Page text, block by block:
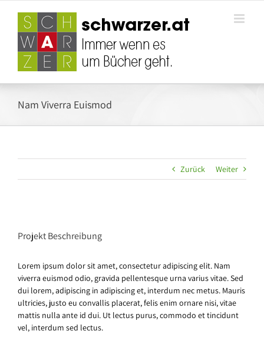
springen
Nam Viverra Euismod
Zurück Weiter
Projekt Beschreibung
Lorem ipsum dolor sit amet, consectetur adipiscing elit. Nam
viverra euismod odio, gravida pellentesque urna varius vitae. Sed
dui lorem, adipiscing in adipiscing et, interdum nec metus. Mauris
ultricies, justo eu convallis placerat, felis enim ornare nisi, vitae
mattis nulla ante id dui. Ut lectus purus, commodo et tincidunt
vel, interdum sed lectus.